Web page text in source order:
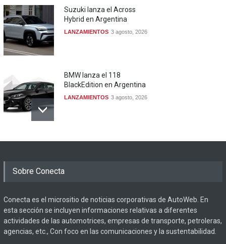
Suzuki lanza el Across
Hybrid en Argentina
LANZAMIENTOS 3 agosto, 2026
BMW lanza el 118
BlackEdition en Argentina
LANZAMIENTOS 3 agosto, 2026
Sobre Conecta
Conecta es el micrositio de noticias corporativas de AutoWeb. En
esta sección se incluyen informaciones relativas a diferentes
actividades de las automotrices, empresas de transporte, petroleras,
agencias, etc., Con foco en las comunicaciones y la sustentabilidad.